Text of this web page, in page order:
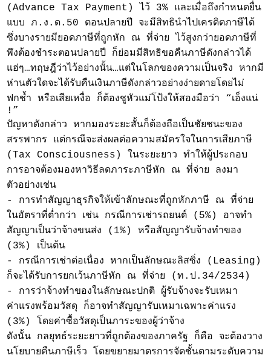
(Advance Tax Payment) ไว้ 3% และเมื่อถึงกำหนดยื่น
แบบ ภ.ง.ด.50 ตอนปลายปี จะมีสิทธินำไปเครดิตภาษีได้
ซึ่งบางรายมียอดภาษีที่ถูกหัก ณ ที่จ่าย ไว้สูงกว่ายอดภาษีที่
พึงต้องชำระตอนปลายปี ก็ย่อมมีสิทธิขอคืนภาษีดังกล่าวได้
แฮ่ๆ…ทฤษฎีว่าไว้อย่างนั้น…แต่ในโลกของความเป็นจริง หากมี
ห่านตัวใดจะได้รับคืนเงินภาษีดังกล่าวอย่างง่ายดายโดยไม่
ฟกช้ำ หรือเสียเหงื่อ ก็ต้องชูหัวแม่โป้งให้สองมือว่า “เอ็งแน่
!”
ปัญหาดังกล่าว หากมองระยะสั้นก็ต้องถือเป็นชัยชนะของ
สรรพากร แต่กรณีจะส่งผลต่อความสมัครใจในการเสียภาษี
(Tax Consciousness) ในระยะยาว ทำให้ผู้ประกอบ
การอาจต้องมองหาวิธีลดภาระภาษีหัก ณ ที่จ่าย ลงมา
ตัวอย่างเช่น
- การทำสัญญาธุรกิจให้เข้าลักษณะที่ถูกหักภาษี ณ ที่จ่าย
ในอัตราที่ต่ำกว่า เช่น กรณีการเช่ารถยนต์ (5%) อาจทำ
สัญญาเป็นว่าจ้างขนส่ง (1%) หรือสัญญารับจ้างทำของ
(3%) เป็นต้น
- กรณีการเช่าต่อเนื่อง หากเป็นลักษณะลิสซิ่ง (Leasing)
ก็จะได้รับการยกเว้นภาษีหัก ณ ที่จ่าย (ท.ป.34/2534)
- การว่าจ้างทำของในลักษณะปกติ ผู้รับจ้างจะรับเหมา
ค่าแรงพร้อมวัสดุ ก็อาจทำสัญญารับเหมาเฉพาะค่าแรง
(3%) โดยค่าซื้อวัสดุเป็นภาระของผู้ว่าจ้าง
ดังนั้น กลยุทธ์ระยะยาวที่ถูกต้องของภาครัฐ ก็คือ จะต้องวาง
นโยบายคืนภาษีเร็ว โดยขยายมาตรการจัดชั้นตามระดับความ